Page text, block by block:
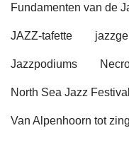
Fundamenten van de
JAZZ-tafette
Jazzpodiums
North Sea Jazz Festival
Van Alpenhoorn tot